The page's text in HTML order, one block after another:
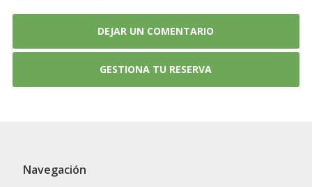
DEJAR UN COMENTARIO
GESTIONA TU RESERVA
Navegación